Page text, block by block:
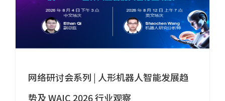
网络研讨会系列 | 人形机器人智能发展趋
势及 WAIC 2026 行业观察